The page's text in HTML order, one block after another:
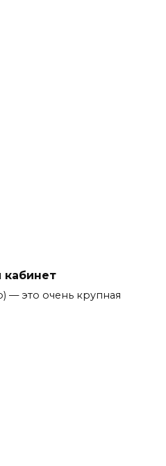
— это очень крупная